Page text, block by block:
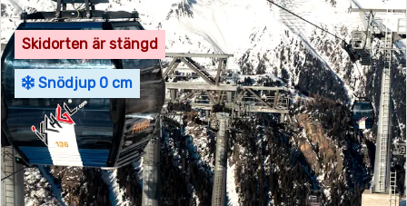
Skidorten är stängd
Snödjup 0 cm